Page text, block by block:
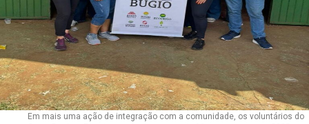
Em mais uma ação de integração com a comunidade, os voluntários do